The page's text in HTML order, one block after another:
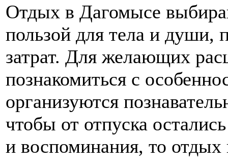
Отдых в Дагомысе
пользой для тела и души,
затрат. Для желающих
познакомиться с
организуются
чтобы от отпуска
и воспоминания, то